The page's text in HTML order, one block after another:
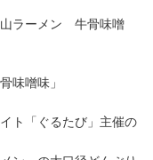
ラーメン 牛骨味噌
噌味」
ト「ぐるたび」主催の